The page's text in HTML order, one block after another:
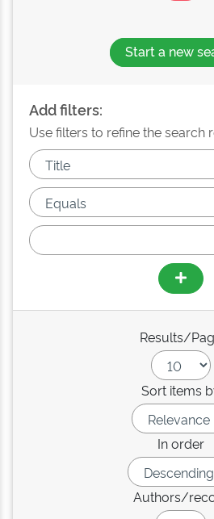
Start a new
Add filters:
Use filters to refine the search
Results/
Sort items
In order
Authors/